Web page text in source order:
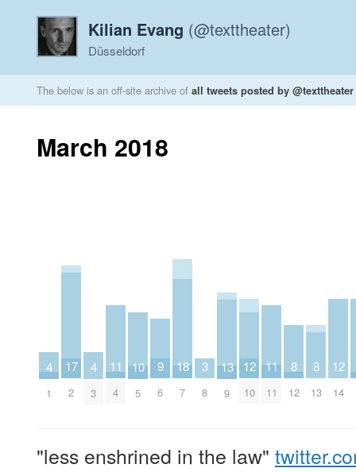
Kilian Evang (@texttheater)
Düsseldorf
The below is an off-site archive of all tweets posted by @texttheater
March 2018
4
1
17
2
4
3
11
4
10
5
9
6
18
7
3
8
13
9
12
10
11
11
8
12
8
13
12
14
"less enshrined in the law"